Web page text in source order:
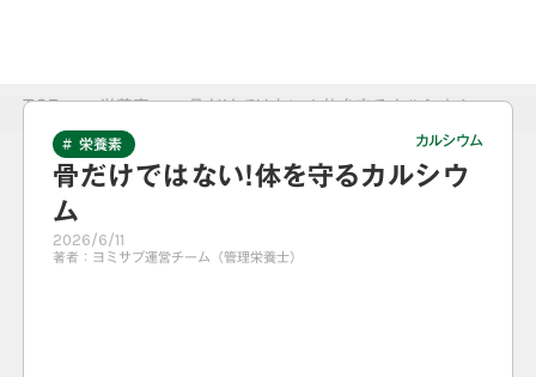
TOP > 栄養素 > 骨だけではない！体を守るカルシウム
# 栄養素 カルシウム
骨だけではない！体を守るカルシウ
ム
2026/6/11
著者： ヨミサプ運営チーム（管理栄養士）